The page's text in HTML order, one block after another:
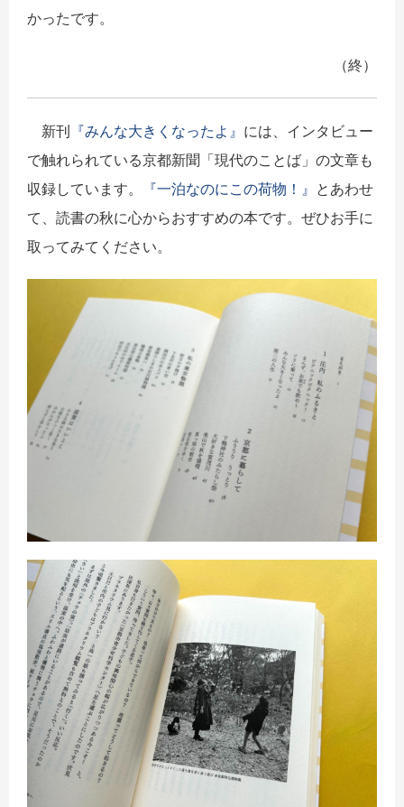
かったです。
（終）
新刊 『みんな大きくなったよ』 には、インタビュー
で触れられている京都新聞「現代のことば」の文章も
収録しています。
『一泊なのにこの荷物！』 とあわせ
て、読書の秋に心からおすすめの本です。ぜひお手に
取ってみてください。